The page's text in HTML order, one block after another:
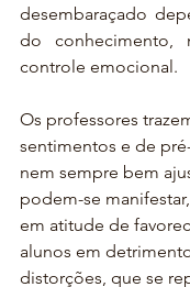
desembaraçado
do conhecimento,
controle emocional.
Os professores
sentimentos e de
nem sempre bem
podem-se
em atitude de
alunos em
distorções, que se